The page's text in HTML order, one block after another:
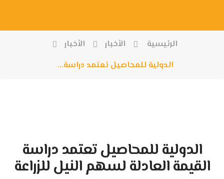
الرئيسية الأخبار
الأخبار
الدولية للمحاصيل تعتمد دراسة...
الدولية للمحاصيل تعتمد دراسة
القيمة العادلة لسهم النيل للزراعة